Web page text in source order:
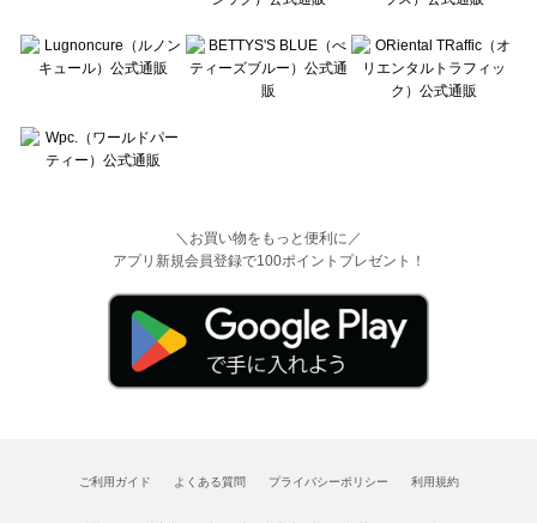
＼お買い物をもっと便利に／
アプリ新規会員登録で100ポイントプレゼント！
ご利用ガイド よくある質問 プライバシーポリシー 利用規約